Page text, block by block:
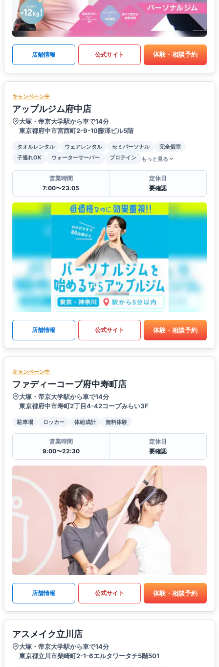
店舗情報 公式サイト 体験・相談予約
キャンペーン中
アップルジム府中店
大塚・帝京大学駅から車で14分
東京都府中市宮西町2-9-10藤澤ビル5階
タオルレンタル ウェアレンタル セミパーソナル
完全個室
子連れOK
ウォーターサーバー プロテイン もっと見る
営業時間
7:00〜23:05
定休日
要確認
店舗情報 公式サイト 体験・相談予約
キャンペーン中
ファディーコープ府中寿町店
大塚・帝京大学駅から車で14分
東京都府中市寿町2丁目4-42コープみらい3F
駐車場 ロッカー 体組成計 無料体験
営業時間
9:00〜22:30
定休日
要確認
店舗情報 公式サイト 体験・相談予約
アスメイク立川店
大塚・帝京大学駅から車で14分
東京都立川市柴崎町2-1-6エルタワータチ5階501